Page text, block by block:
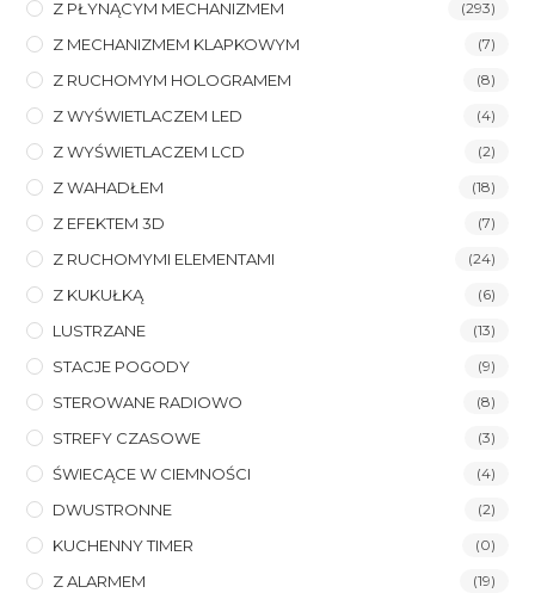
Z PŁYNĄCYM MECHANIZMEM (293)
Z MECHANIZMEM KLAPKOWYM (7)
Z RUCHOMYM HOLOGRAMEM (8)
Z WYŚWIETLACZEM LED (4)
Z WYŚWIETLACZEM LCD (2)
Z WAHADŁEM (18)
Z EFEKTEM 3D (7)
Z RUCHOMYMI ELEMENTAMI (24)
Z KUKUŁKĄ (6)
LUSTRZANE (13)
STACJE POGODY (9)
STEROWANE RADIOWO (8)
STREFY CZASOWE (3)
ŚWIECĄCE W CIEMNOŚCI (4)
DWUSTRONNE (2)
KUCHENNY TIMER (0)
Z ALARMEM (19)